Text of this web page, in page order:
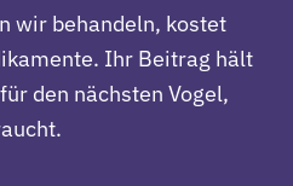
wir behandeln, kostet
Ihr Beitrag hält
den nächsten Vogel,